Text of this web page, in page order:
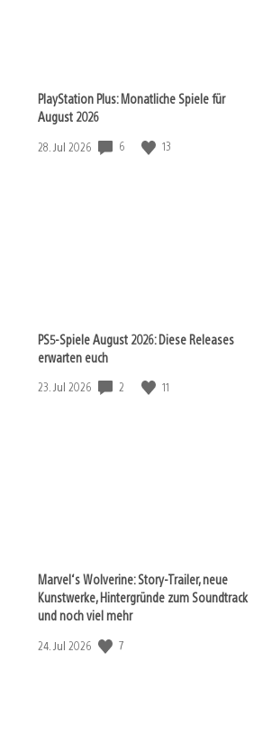
download
PlayStation Plus: Monatliche Spiele für
August 2026
Veröffentlichungsdatum:
28. Jul 2026 6 13
PS5-Spiele August 2026: Diese Releases
erwarten euch
Veröffentlichungsdatum:
23. Jul 2026 2 11
Marvel‘s Wolverine: Story-Trailer, neue
Kunstwerke, Hintergründe zum Soundtrack
und noch viel mehr
Veröffentlichungsdatum:
24. Jul 2026 7